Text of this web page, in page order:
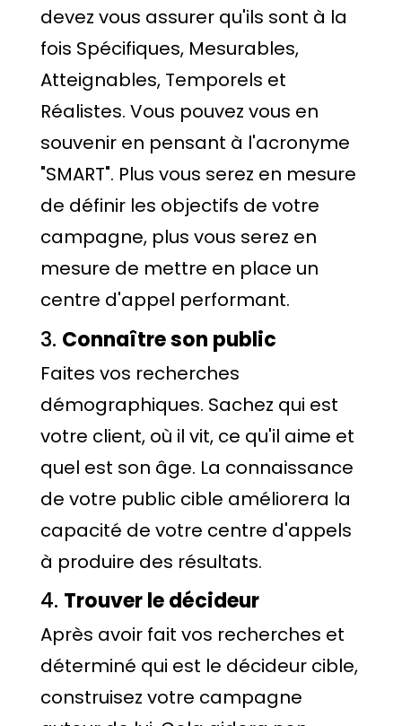
devez vous assurer qu'ils sont à la
fois Spécifiques, Mesurables,
Atteignables, Temporels et
Réalistes. Vous pouvez vous en
souvenir en pensant à l'acronyme
"SMART". Plus vous serez en mesure
de définir les objectifs de votre
campagne, plus vous serez en
mesure de mettre en place un
centre d'appel performant.
3. Connaître son public
Faites vos recherches
démographiques. Sachez qui est
votre client, où il vit, ce qu'il aime et
quel est son âge. La connaissance
de votre public cible améliorera la
capacité de votre centre d'appels
à produire des résultats.
4. Trouver le décideur
Après avoir fait vos recherches et
déterminé qui est le décideur cible,
construisez votre campagne